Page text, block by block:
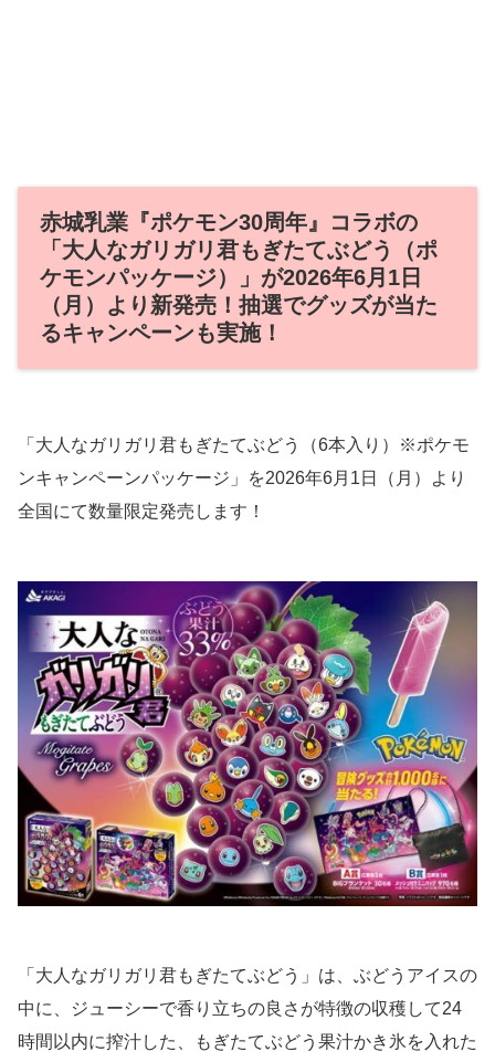
赤城乳業『ポケモン30周年』コラボの
「大人なガリガリ君もぎたてぶどう（ポ
ケモンパッケージ）」が2026年6月1日
（月）より新発売！抽選でグッズが当た
るキャンペーンも実施！
「大人なガリガリ君もぎたてぶどう（6本入り）※ポケモ
ンキャンペーンパッケージ」を2026年6月1日（月）より
全国にて数量限定発売します！
「大人なガリガリ君もぎたてぶどう」は、ぶどうアイスの
中に、ジューシーで香り立ちの良さが特徴の収穫して24
時間以内に搾汁した、もぎたてぶどう果汁かき氷を入れた